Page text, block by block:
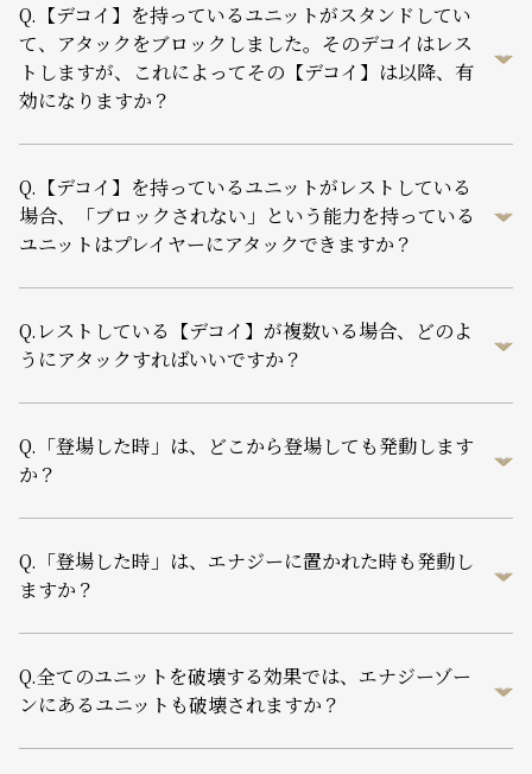
Q. 【デコイ】を持っているユニットがスタンドしてい
て、アタックをブロックしました。そのデコイはレス
トしますが、これによってその【デコイ】は以降、有
効になりますか？
Q. 【デコイ】を持っているユニットがレストしている
場合、「ブロックされない」という能力を持っている
ユニットはプレイヤーにアタックできますか？
Q.レストしている【デコイ】が複数いる場合、どのよ
うにアタックすればいいですか？
Q. 「登場した時」は、どこから登場しても発動します
か？
Q. 「登場した時」は、エナジーに置かれた時も発動し
ますか？
Q.全てのユニットを破壊する効果では、エナジーゾー
ンにあるユニットも破壊されますか？